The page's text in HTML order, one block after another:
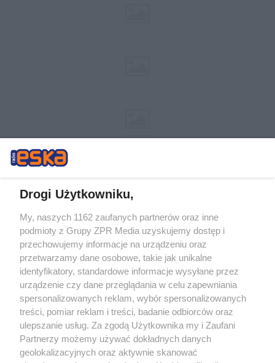
Żaden utwór zamieszczony w serwisie nie może być powielany i
rozpowszechniany lub dalej rozpowszechniany w jakikolwiek sposób (w
tym także elektroniczny lub mechaniczny) na jakimkolwiek polu
eksploatacji w jakiejkolwiek formie, włącznie z umieszczaniem w
Internecie bez pisemnej zgody właściciela praw. Jakiekolwiek użycie lub
wykorzystanie utworów w całości lub w części z naruszeniem prawa,
tzn. bez właściwej zgody, jest zabronione pod groźbą kary i może być
ścigane prawnie.
Drogi Użytkowniku,
My, naszych 1162 zaufanych partnerów oraz inne
podmioty z Grupy ZPR Media uzyskujemy dostęp i
przechowujemy informacje na urządzeniu oraz
przetwarzamy dane osobowe, takie jak unikalne
identyfikatory, standardowe informacje wysyłane przez
urządzenie czy dane przeglądania w celu zapewniania
spersonalizowanych reklam, wybór spersonalizowanych
treści, pomiar reklam i treści, badanie odbiorców oraz
ulepszanie usług. Za zgodą Użytkownika my i Zaufani
Partnerzy możemy używać dokładnych danych
geolokalizacyjnych oraz aktywnie skanować